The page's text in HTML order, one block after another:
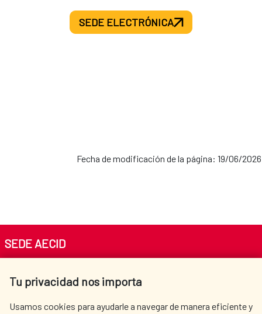
SEDE ELECTRÓNICA
Fecha de modificación de la página: 19/06/2026
Tu privacidad nos importa
Usamos cookies para ayudarle a navegar de manera eficiente y
SEDE AECID
Tel. +34 900 20 30 54​​​​​​​